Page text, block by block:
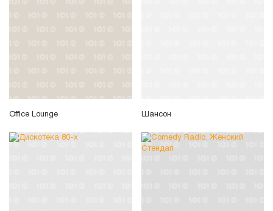
Office Lounge Шансон